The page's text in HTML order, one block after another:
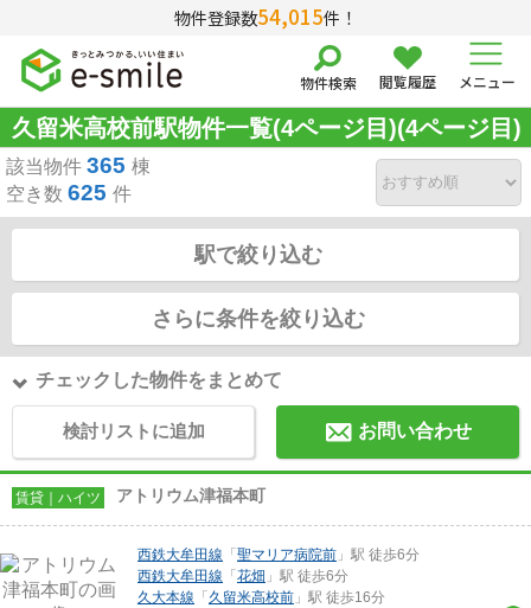
物件登録数54,015件！
物件検索 閲覧履歴 メニュー
久留米高校前駅物件一覧(4ページ目)(4ページ目)
該当物件 365 棟
空き数 625 件
駅で絞り込む
さらに条件を絞り込む
チェックした物件をまとめて
検討リストに追加 お問い合わせ
賃貸｜ハイツ アトリウム津福本町
西鉄大牟田線 「聖マリア病院前 」駅 徒歩6分
西鉄大牟田線 「花畑 」駅 徒歩6分
久大本線 「久留米高校前 」駅 徒歩16分